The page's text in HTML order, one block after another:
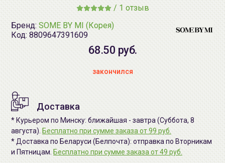
/ 1 отзыв
Бренд: SOME BY MI (Корея)
Код: 8809647391609
68.50 руб.
закончился
Доставка
* Курьером по Минску: ближайшая - завтра (Суббота, 8
августа). Бесплатно при сумме заказа от 99 руб.
* Доставка по Беларуси (Белпочта): отправка по Вторникам
и Пятницам. Бесплатно при сумме заказа от 49 руб.